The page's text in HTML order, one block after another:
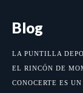
Blog
LA PUNTILLA
EL RINCÓN DE
CONOCERTE ES